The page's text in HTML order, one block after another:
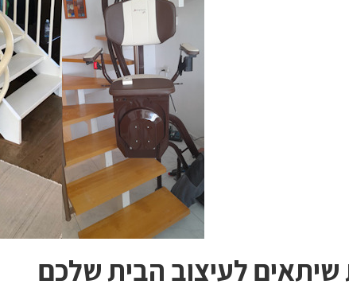
שיתאים לעיצוב הבית שלכם